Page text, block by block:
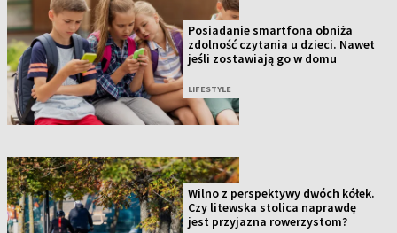
Posiadanie smartfona obniża
zdolność czytania u dzieci. Nawet
jeśli zostawiają go w domu
LIFESTYLE
Wilno z perspektywy dwóch kółek.
Czy litewska stolica naprawdę
jest przyjazna rowerzystom?